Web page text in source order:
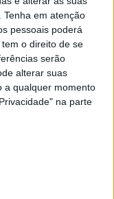
Tenha em atenção
pessoais poderá
o direito de se
serão
alterar suas
a qualquer momento
na parte
sublinhando a
da freguesia,
tradições que